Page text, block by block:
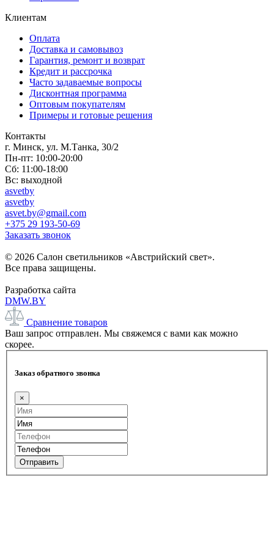
Клиентам
Оплата
Доставка и самовывоз
Гарантия, ремонт и возврат
Кредит и рассрочка
Часто задаваемые вопросы
Дисконтная программа
Оптовым покупателям
Примеры и готовые решения
Контакты
г. Минск, ул. М.Танка, 30/2
Пн-пт: 10:00-20:00
Сб: 11:00-18:00
Вс: выходной
asvetby
asvetby
asvet.by@gmail.com
+375 29 193-50-69
Заказать звонок
© 2026 Салон светильников «Австрийский свет».
Все права защищены.
Разработка сайта
DMW.BY
Сравнение товаров
Ваш запрос отправлен. Мы свяжемся с вами как можно
скорее.
Заказ обратного звонка
×
Отправить